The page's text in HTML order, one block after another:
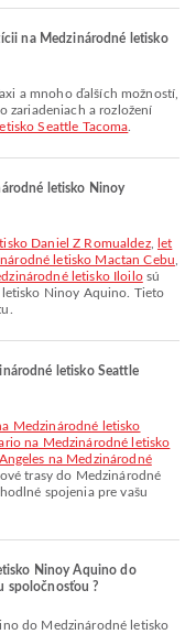
na Medzinárodné letisko
zariadeniach a rozložení
Seattle Tacoma
letisko Ninoy
Daniel Z Romualdez,
let
letisko Mactan Cebu
letisko Iloilosú
Ninoy Aquino. Tieto
letisko Seattle
na Medzinárodné letisko
na Medzinárodné
trasy do Medzinárodné
spojenia pre vašu
Ninoy Aquino do
spoločnosťou ?